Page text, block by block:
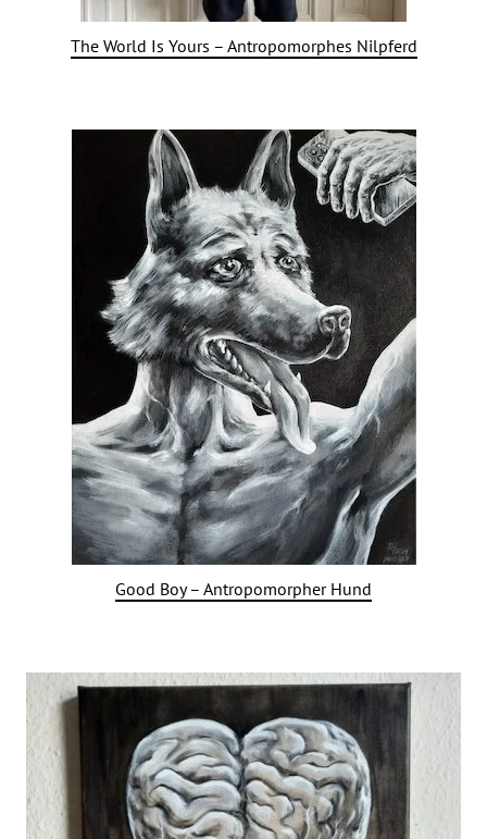
The World Is Yours – Antropomorphes Nilpferd
Good Boy – Antropomorpher Hund